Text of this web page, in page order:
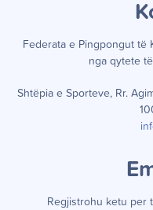
Federata e Pingpongut të
nga qytete të
Shtëpia e Sporteve, Rr.
Regjistrohu ketu per